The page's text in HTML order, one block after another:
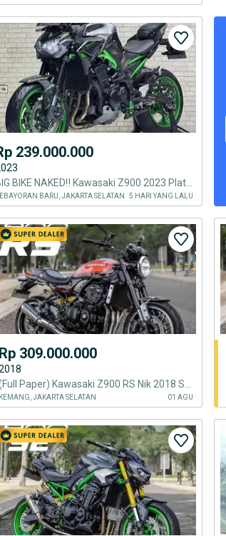
239.000.000
BIG BIKE NAKED‼️ Kawasaki Z900 2023 Plat F
BARU, JAKARTA SELATAN 5 HARI YANG LALU
Rp 309.000.000
KEMANG, JAKARTA SELATAN 01 AGU